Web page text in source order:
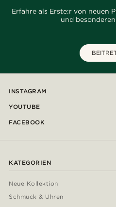
Erfahre als Erste:r von neuen
und
INSTAGRAM
YOUTUBE
FACEBOOK
KATEGORIEN
Neue Kollektion
Schmuck & Uhren